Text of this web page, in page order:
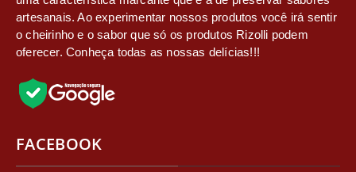
artesanais. Ao experimentar nossos produtos você irá sentir
o cheirinho e o sabor que só os produtos Rizolli podem
oferecer. Conheça todas as nossas delícias!!!
FACEBOOK